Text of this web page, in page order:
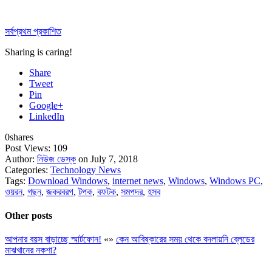
সর্বপ্রথম প্রকাশিত
Sharing is caring!
Share
Tweet
Pin
Google+
LinkedIn
0shares
Post Views: 109
Author: নিউজ ডেস্ক on July 7, 2018
Categories: Technology News
Tags: Download Windows, internet news, Windows, Windows PC,
ওয়রন, গছন, জকরবরগ,টপক, বফটক, সমপদর, হসব
Other posts
আপনার বয়স বাড়াচ্ছে স্মার্টফোন! «» কেন আবিষ্কারের সময় থেকে বদলায়নি ব্লেডের
মাঝখানের নকশা?